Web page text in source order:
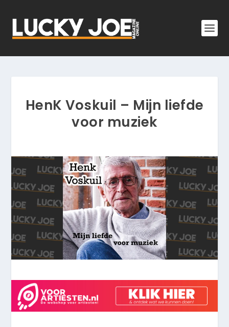
HenK Voskuil – Mijn liefde
voor muziek